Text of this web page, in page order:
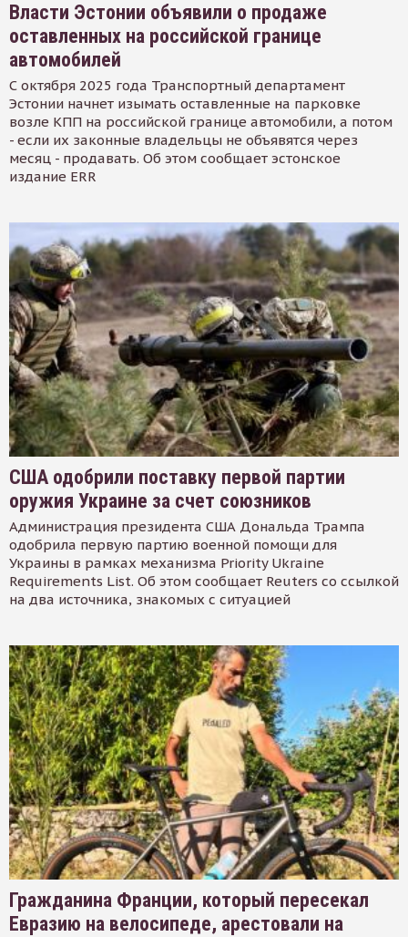
Власти Эстонии объявили о продаже
оставленных на российской границе
автомобилей
С октября 2025 года Транспортный департамент
Эстонии начнет изымать оставленные на парковке
возле КПП на российской границе автомобили, а потом
- если их законные владельцы не объявятся через
месяц - продавать. Об этом сообщает эстонское
издание ERR
США одобрили поставку первой партии
оружия Украине за счет союзников
Администрация президента США Дональда Трампа
одобрила первую партию военной помощи для
Украины в рамках механизма Priority Ukraine
Requirements List. Об этом сообщает Reuters со ссылкой
на два источника, знакомых с ситуацией
Гражданина Франции, который пересекал
Евразию на велосипеде, арестовали на